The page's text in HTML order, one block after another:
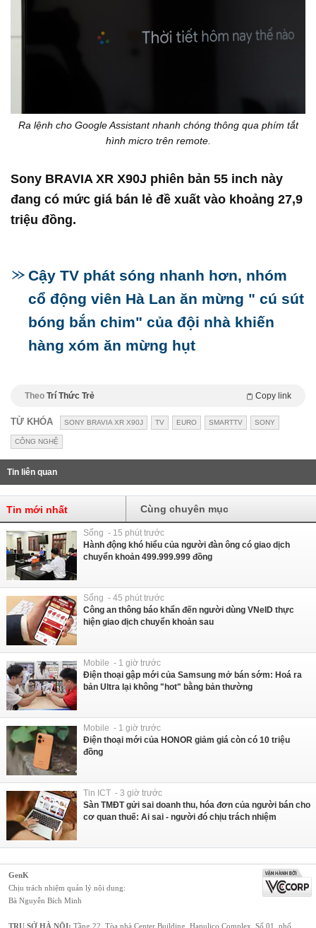
Ra lệnh cho Google Assistant nhanh chóng thông qua phím tắt
hình micro trên remote.
Sony BRAVIA XR X90J phiên bản 55 inch này
đang có mức giá bán lẻ đề xuất vào khoảng 27,9
triệu đồng.
Cậy TV phát sóng nhanh hơn, nhóm
cổ động viên Hà Lan ăn mừng " cú sút
bóng bắn chim" của đội nhà khiến
hàng xóm ăn mừng hụt
Theo Trí Thức Trẻ Copy link
TỪ KHÓA SONY BRAVIA XR X90J TV EURO SMARTTV SONY
CÔNG NGHỆ
Tin liên quan
Tin mới nhất Cùng chuyên mục
Sống - 15 phút trước
Hành động khó hiểu của người đàn ông có giao dịch
chuyển khoản 499.999.999 đồng
Sống - 45 phút trước
Công an thông báo khẩn đến người dùng VNeID thực
hiện giao dịch chuyển khoản sau
Mobile - 1 giờ trước
Điện thoại gập mới của Samsung mở bán sớm: Hoá ra
bản Ultra lại không "hot" bằng bản thường
Mobile - 1 giờ trước
Điện thoại mới của HONOR giảm giá còn có 10 triệu
đồng
Tin ICT - 3 giờ trước
Sàn TMĐT gửi sai doanh thu, hóa đơn của người bán cho
cơ quan thuế: Ai sai - người đó chịu trách nhiệm
GenK
Chịu trách nhiệm quản lý nội dung:
Bà Nguyễn Bích Minh
TRỤ SỞ HÀ NỘI: Tầng 22, Tòa nhà Center Building, Hapulico Complex, Số 01, phố